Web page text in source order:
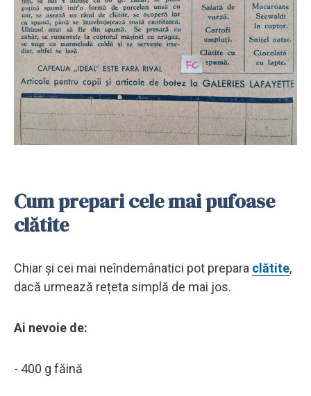
Cum prepari cele mai pufoase
clătite
Chiar și cei mai neîndemânatici pot prepara clătite,
dacă urmează rețeta simplă de mai jos.
Ai nevoie de:
- 400 g făină